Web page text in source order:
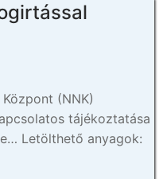
(NNK)
tájékoztatása
Letölthető anyagok: